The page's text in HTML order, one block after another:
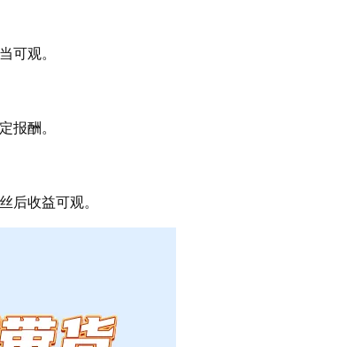
可观。
报酬。
后收益可观。